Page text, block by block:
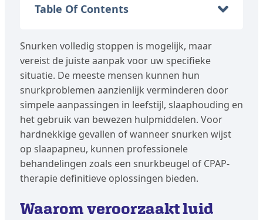
Table Of Contents
Snurken volledig stoppen is mogelijk, maar
vereist de juiste aanpak voor uw specifieke
situatie. De meeste mensen kunnen hun
snurkproblemen aanzienlijk verminderen door
simpele aanpassingen in leefstijl, slaaphouding en
het gebruik van bewezen hulpmiddelen. Voor
hardnekkige gevallen of wanneer snurken wijst
op slaapapneu, kunnen professionele
behandelingen zoals een snurkbeugel of CPAP-
therapie definitieve oplossingen bieden.
Waarom veroorzaakt luid